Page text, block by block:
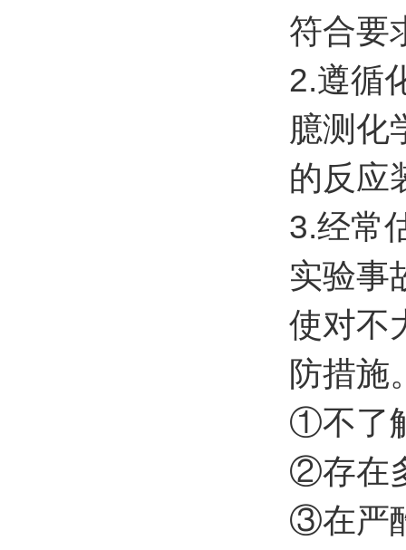
符合要
2.遵循
臆测化
的反应
3.经常
实验事
使对不
防措施
①不了
②存在
③在严